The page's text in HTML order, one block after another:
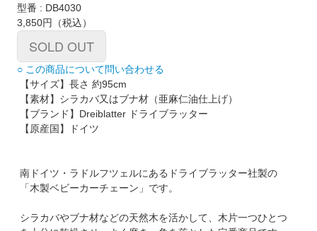
型番 : DB4030
3,850円 （税込）
SOLD OUT
○ この商品について問い合わせる
【サイズ】長さ 約95cm
【素材】シラカバ又はブナ材（亜麻仁油仕上げ）
【ブランド】Dreiblatter ドライブラッター
【原産国】ドイツ
南ドイツ・ラドルフツェルにあるドライブラッター社製の
「木製ベビーカーチェーン」です。
シラカバやブナ材などの天然木を活かして、木片一つひとつ